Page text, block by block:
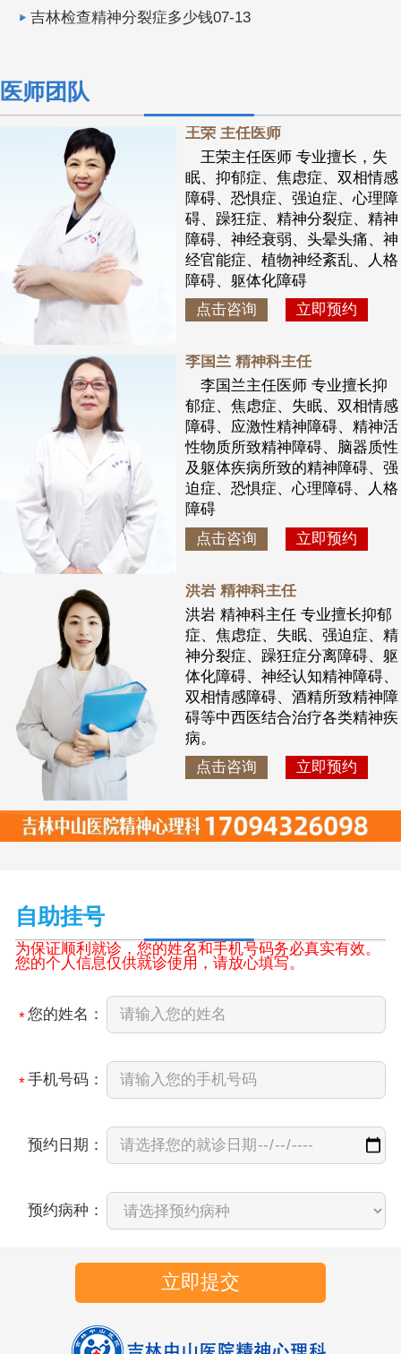
吉林检查精神分裂症多少钱07-13
医师团队
王荣 主任医师
王荣主任医师 专业擅长，失
眠、抑郁症、焦虑症、双相情感
障碍、恐惧症、强迫症、心理障
碍、躁狂症、精神分裂症、精神
障碍、神经衰弱、头晕头痛、神
经官能症、植物神经紊乱、人格
障碍、躯体化障碍
点击咨询
立即预约
李国兰 精神科主任
李国兰主任医师 专业擅长抑
郁症、焦虑症、失眠、双相情感
障碍、应激性精神障碍、精神活
性物质所致精神障碍、脑器质性
及躯体疾病所致的精神障碍、强
迫症、恐惧症、心理障碍、人格
障碍
点击咨询
立即预约
洪岩 精神科主任
洪岩 精神科主任 专业擅长抑郁
症、焦虑症、失眠、强迫症、精
神分裂症、躁狂症分离障碍、躯
体化障碍、神经认知精神障碍、
双相情感障碍、酒精所致精神障
碍等中西医结合治疗各类精神疾
病。
点击咨询
立即预约
自助挂号
为保证顺利就诊，您的姓名和手机号码务必真实有效。
您的个人信息仅供就诊使用，请放心填写。
*您的姓名：
*手机号码：
预约日期：
预约病种：
立即提交